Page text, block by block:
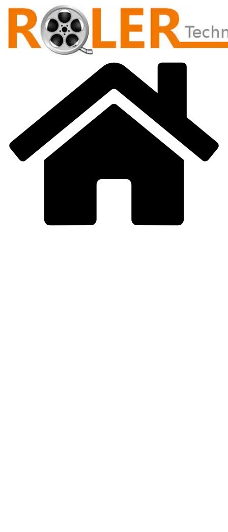
Přeskočit
obsah